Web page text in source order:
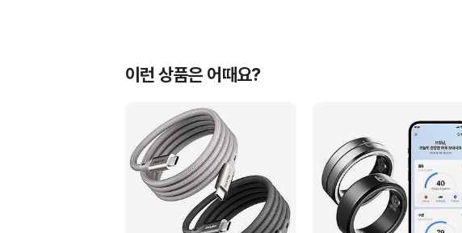
이런 상품은 어때요?